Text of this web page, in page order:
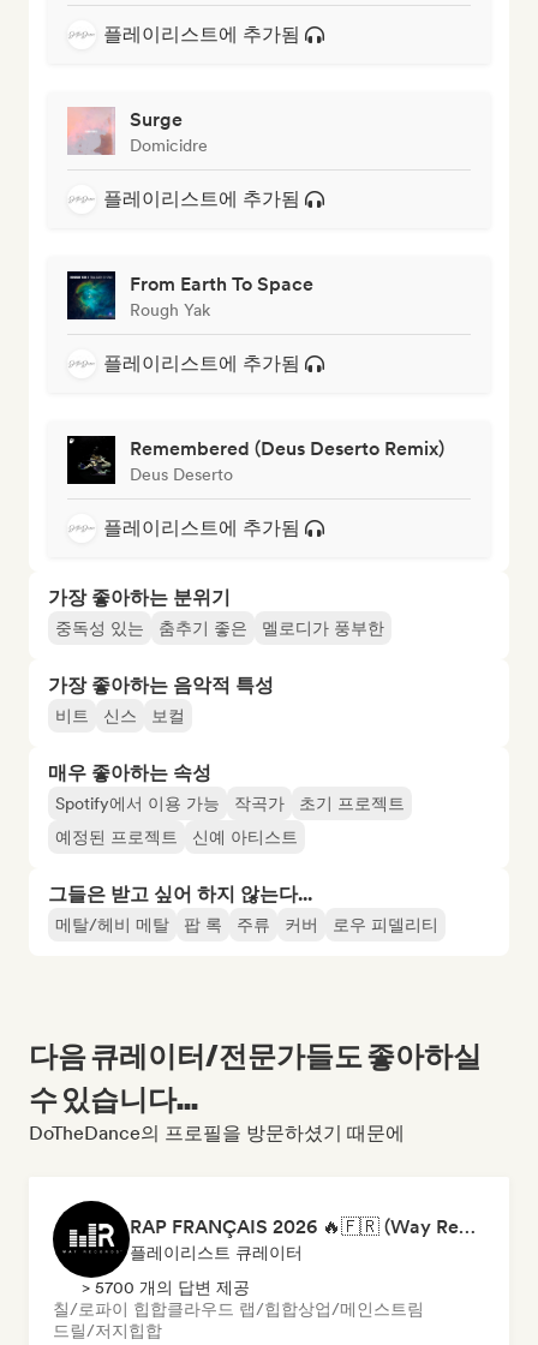
플레이리스트에 추가됨
Surge
Domicidre
플레이리스트에 추가됨
From Earth To Space
Rough Yak
플레이리스트에 추가됨
Remembered (Deus Deserto Remix)
Deus Deserto
플레이리스트에 추가됨
가장 좋아하는 분위기
중독성 있는 춤추기 좋은 멜로디가 풍부한
가장 좋아하는 음악적 특성
비트 신스 보컬
매우 좋아하는 속성
Spotify에서 이용 가능 작곡가
초기 프로젝트
예정된 프로젝트
신예 아티스트
그들은 받고 싶어 하지 않는다...
메탈/헤비 메탈 팝 록 주류 커버 로우 피델리티
다음 큐레이터/전문가들도 좋아하실
수 있습니다...
DoTheDance의 프로필을 방문하셨기 때문에
RAP FRANÇAIS 2026 🔥🇫🇷 (Way Records)
플레이리스트 큐레이터
> 5700 개의 답변 제공
칠/로파이 힙합클라우드 랩/힙합상업/메인스트림
드릴/저지힙합